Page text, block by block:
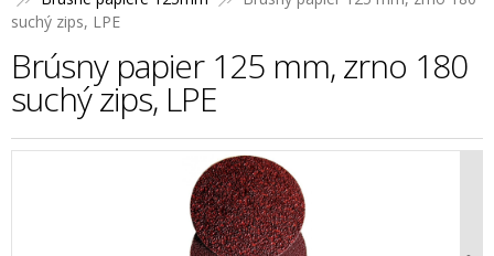
suchý zips, LPE
Brúsny papier 125 mm, zrno 180
suchý zips, LPE